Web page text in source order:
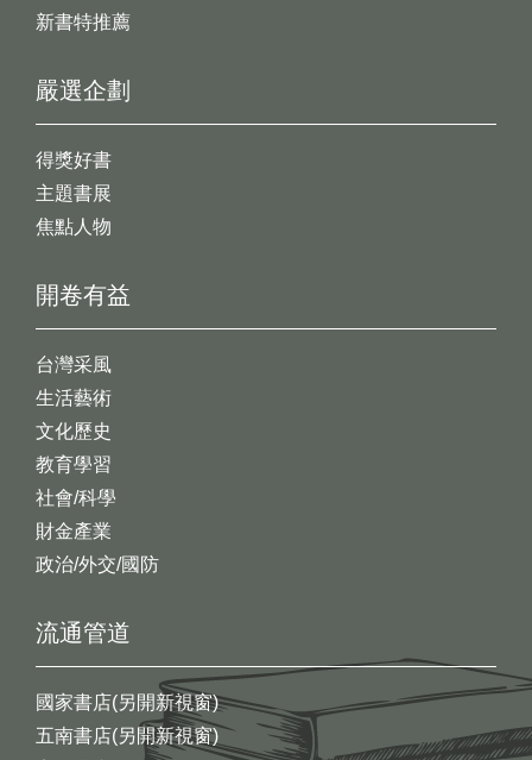
新書特推薦
開卷有益
台灣采風
生活藝術
文化歷史
教育學習
社會/科學
財金產業
政治/外交/國防
嚴選企劃
得獎好書
主題書展
焦點人物
流通管道
國家書店(另開新視窗)
五南書店(另開新視窗)